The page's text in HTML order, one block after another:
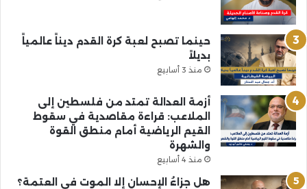
حينما تصبح لعبة كرة القدم ديناً عالمياً
بديلاً
منذ 3 أسابيع
أزمة العدالة تمتد من فلسطين إلى
الملاعب: قراءة مقاصدية في سقوط
القيم الرياضية أمام منطق القوة
والشهرة
منذ 4 أسابيع
هل جزاءُ الإحسانِ إلا الموت في العتمة؟